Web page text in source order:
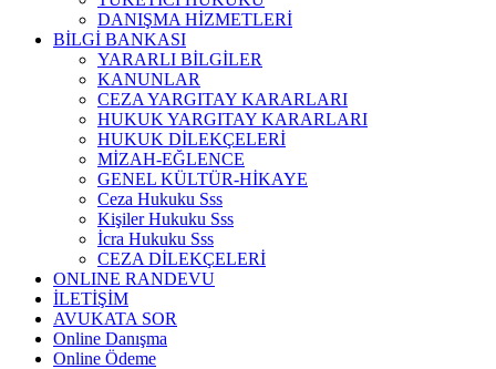
DANIŞMA HİZMETLERİ
BİLGİ BANKASI
YARARLI BİLGİLER
KANUNLAR
CEZA YARGITAY KARARLARI
HUKUK YARGITAY KARARLARI
HUKUK DİLEKÇELERİ
MİZAH-EĞLENCE
GENEL KÜLTÜR-HİKAYE
Ceza Hukuku Sss
Kişiler Hukuku Sss
İcra Hukuku Sss
CEZA DİLEKÇELERİ
ONLINE RANDEVU
İLETİŞİM
AVUKATA SOR
Online Danışma
Online Ödeme